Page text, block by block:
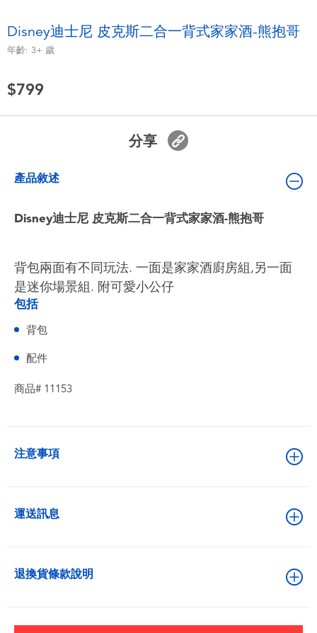
電池
任天堂 Switch
盲盒
Disney迪士尼 皮克斯二合一背式家家酒-熊抱哥
年齡: 3+ 歲
$799
分享
產品敘述
Disney迪士尼 皮克斯二合一背式家家酒-熊抱哥
背包兩面有不同玩法. 一面是家家酒廚房組,另一面
是迷你場景組. 附可愛小公仔
包括
背包
配件
商品# 11153
注意事項
運送訊息
退換貨條款說明